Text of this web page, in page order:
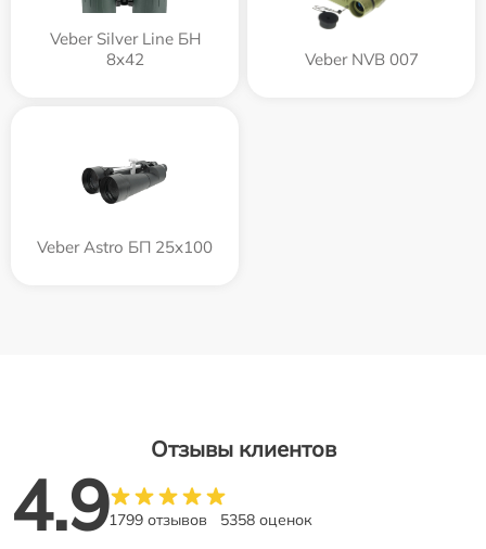
Veber Silver Line БН
8x42
Veber NVB 007
Veber Astro БП 25x100
Отзывы клиентов
4.91799 отзывов 5358 оценок